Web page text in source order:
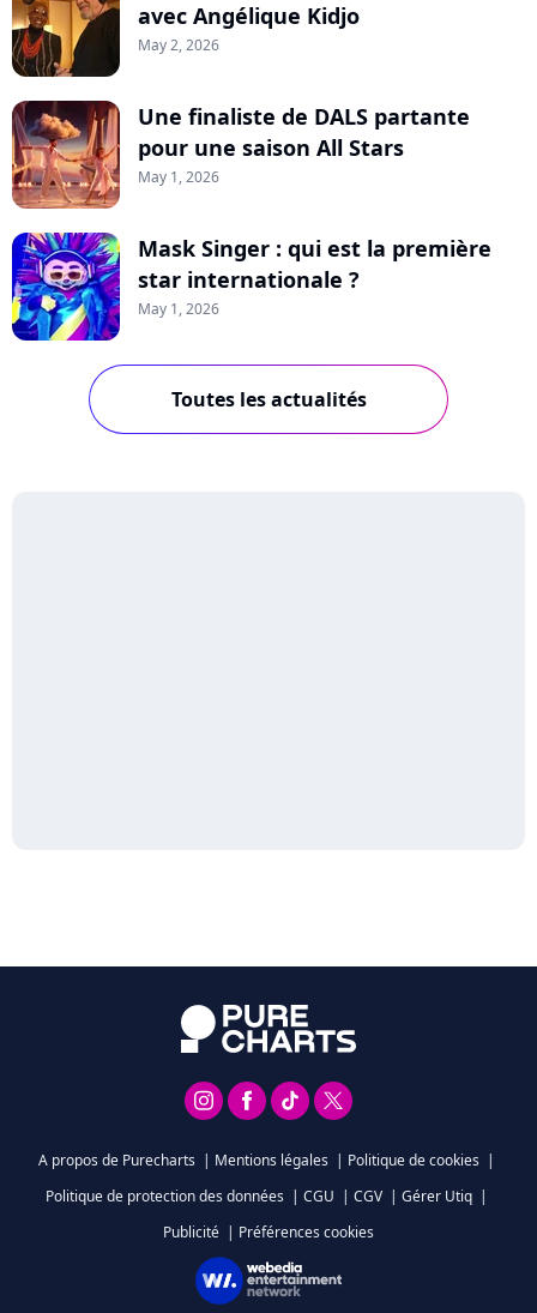
avec Angélique Kidjo
May 2, 2026
Une finaliste de DALS partante
pour une saison All Stars
May 1, 2026
Mask Singer : qui est la première
star internationale ?
May 1, 2026
Toutes les actualités
A propos de Purecharts | Mentions légales | Politique de cookies |
Politique de protection des données | CGU | CGV | Gérer Utiq |
Publicité | Préférences cookies